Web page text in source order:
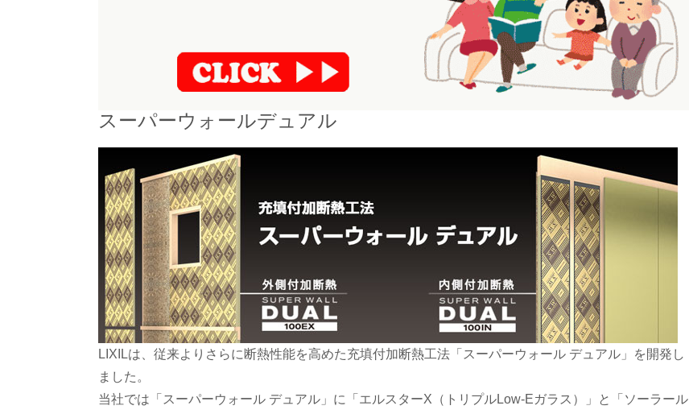
スーパーウォールデュアル
LIXILは、従来よりさらに断熱性能を高めた充填付加断熱工法「スーパーウォール デュアル」を開発し
ました。
当社では「スーパーウォール デュアル」に「エルスターX（トリプルLow-Eガラス）」と「ソーラール